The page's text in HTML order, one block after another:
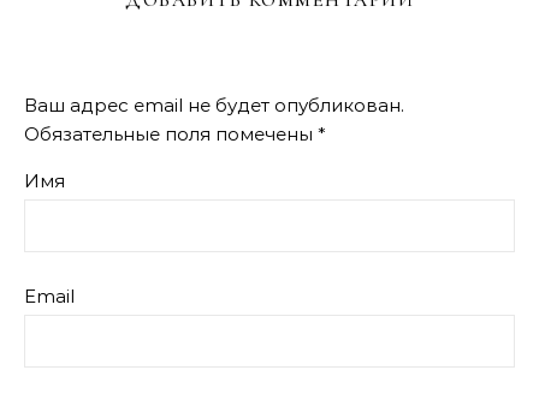
Ваш адрес email не будет опубликован.
Обязательные поля помечены *
Имя
Email